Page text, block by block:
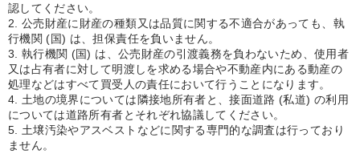
認してください。
2. 公売財産に財産の種類又は品質に関する不適合があっても、執
行機関 (国) は、担保責任を負いません。
3. 執行機関 (国) は、公売財産の引渡義務を負わないため、使用者
又は占有者に対して明渡しを求める場合や不動産内にある動産の
処理などはすべて買受人の責任において行うことになります。
4. 土地の境界については隣接地所有者と、接面道路 (私道) の利用
については道路所有者とそれぞれ協議してください。
5. 土壌汚染やアスベストなどに関する専門的な調査は行っており
ません。